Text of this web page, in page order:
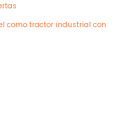
como tractor industrial con